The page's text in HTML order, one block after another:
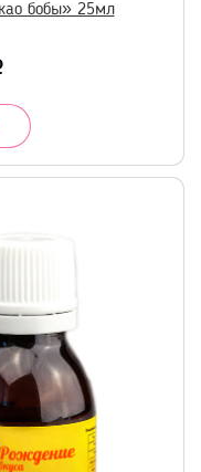
бобы» 25мл